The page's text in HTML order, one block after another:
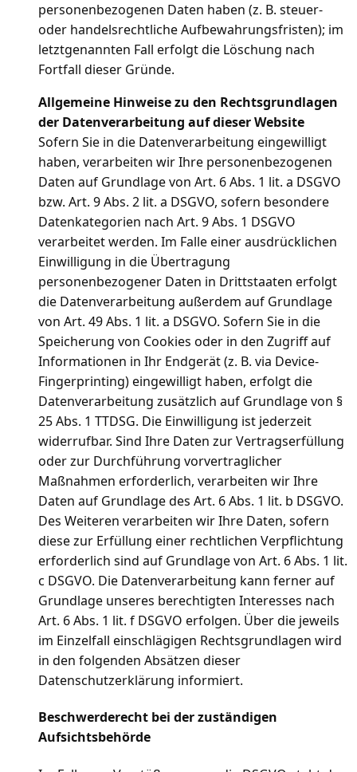
personenbezogenen Daten haben (z. B. steuer-
oder handelsrechtliche Aufbewahrungsfristen); im
letztgenannten Fall erfolgt die Löschung nach
Fortfall dieser Gründe.
Allgemeine Hinweise zu den Rechtsgrundlagen
der Datenverarbeitung auf dieser Website
Sofern Sie in die Datenverarbeitung eingewilligt
haben, verarbeiten wir Ihre personenbezogenen
Daten auf Grundlage von Art. 6 Abs. 1 lit. a DSGVO
bzw. Art. 9 Abs. 2 lit. a DSGVO, sofern besondere
Datenkategorien nach Art. 9 Abs. 1 DSGVO
verarbeitet werden. Im Falle einer ausdrücklichen
Einwilligung in die Übertragung
personenbezogener Daten in Drittstaaten erfolgt
die Datenverarbeitung außerdem auf Grundlage
von Art. 49 Abs. 1 lit. a DSGVO. Sofern Sie in die
Speicherung von Cookies oder in den Zugriff auf
Informationen in Ihr Endgerät (z. B. via Device-
Fingerprinting) eingewilligt haben, erfolgt die
Datenverarbeitung zusätzlich auf Grundlage von §
25 Abs. 1 TTDSG. Die Einwilligung ist jederzeit
widerrufbar. Sind Ihre Daten zur Vertragserfüllung
oder zur Durchführung vorvertraglicher
Maßnahmen erforderlich, verarbeiten wir Ihre
Daten auf Grundlage des Art. 6 Abs. 1 lit. b DSGVO.
Des Weiteren verarbeiten wir Ihre Daten, sofern
diese zur Erfüllung einer rechtlichen Verpflichtung
erforderlich sind auf Grundlage von Art. 6 Abs. 1 lit.
c DSGVO. Die Datenverarbeitung kann ferner auf
Grundlage unseres berechtigten Interesses nach
Art. 6 Abs. 1 lit. f DSGVO erfolgen. Über die jeweils
im Einzelfall einschlägigen Rechtsgrundlagen wird
in den folgenden Absätzen dieser
Datenschutzerklärung informiert.
Beschwerderecht bei der zuständigen
Aufsichtsbehörde